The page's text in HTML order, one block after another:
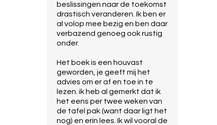
beslissingen naar de toekomst
drastisch veranderen. Ik ben er
al volop mee bezig en ben daar
verbazend genoeg ook rustig
onder.
Het boek is een houvast
geworden, je geeft mij het
advies om er af en toe in te
lezen. ik heb al gemerkt dat ik
het eens per twee weken van
de tafel pak (want daar ligt het
nog) en erin lees. Ik wil vooral de